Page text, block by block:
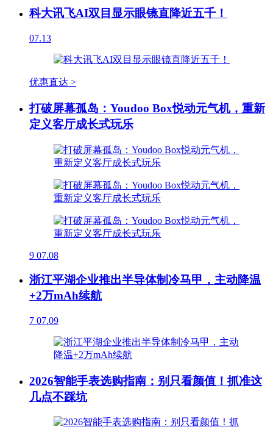
科大讯飞AI双目显示眼镜直降近五千！
07.13
优惠直达 >
打破屏幕孤岛：Youdoo Box悦动元气机，重新
定义客厅成长式玩乐
9 07.08
浙江平湖企业推出半导体制冷马甲，主动降温
+2万mAh续航
7 07.09
2026智能手表选购指南：别只看颜值！抓准这
几点不踩坑